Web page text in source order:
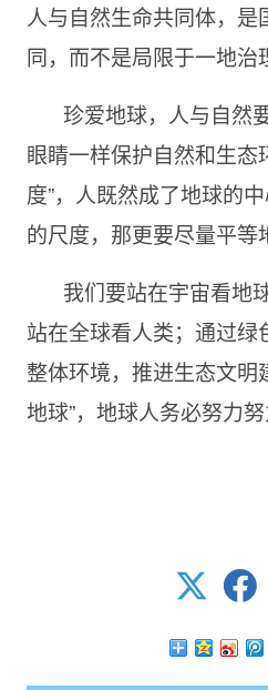
人与自然生命共同体，
同，而不是局限于一地治
珍爱地球，人与自然
眼睛一样保护自然和生态
度”，人既然成了地球的
的尺度，那更要尽量平等
我们要站在宇宙看地
站在全球看人类；通过
整体环境，推进生态文明
地球”，地球人务必努力努